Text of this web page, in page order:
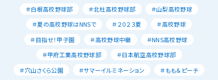
＃白根高校野球部
＃北杜高校野球部
＃山梨高校野球
＃夏の高校野球はNNSで
＃２０２３夏
＃高校野球
＃目指せ！甲子園
＃高校野球中継
＃NNS高校野球
＃甲府工業高校野球部
＃日本航空高校野球部
＃穴山さくら公園
＃サマーイルミネーション
＃もも＆ピーチ